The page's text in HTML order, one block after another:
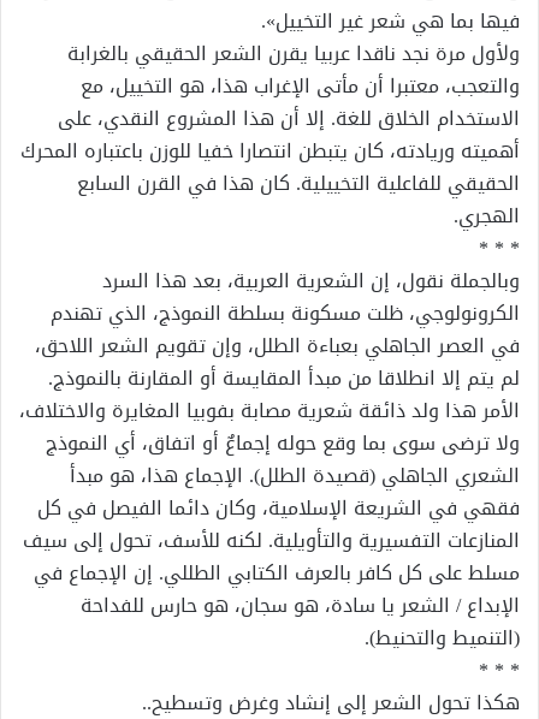
فيها بما هي شعر غير التخييل».
ولأول مرة نجد ناقدا عربيا يقرن الشعر الحقيقي بالغرابة
والتعجب، معتبرا أن مأتى الإغراب هذا، هو التخييل، مع
الاستخدام الخلاق للغة. إلا أن هذا المشروع النقدي، على
أهميته وريادته، كان يتبطن انتصارا خفيا للوزن باعتباره المحرك
الحقيقي للفاعلية التخييلية. كان هذا في القرن السابع
الهجري.
* * *
وبالجملة نقول، إن الشعرية العربية، بعد هذا السرد
الكرونولوجي، ظلت مسكونة بسلطة النموذج، الذي تهندم
في العصر الجاهلي بعباءة الطلل، وإن تقويم الشعر اللاحق،
لم يتم إلا انطلاقا من مبدأ المقايسة أو المقارنة بالنموذج.
الأمر هذا ولد ذائقة شعرية مصابة بفوبيا المغايرة والاختلاف،
ولا ترضى سوى بما وقع حوله إجماعٌ أو اتفاق، أي النموذج
الشعري الجاهلي (قصيدة الطلل). الإجماع هذا، هو مبدأ
فقهي في الشريعة الإسلامية، وكان دائما الفيصل في كل
المنازعات التفسيرية والتأويلية. لكنه للأسف، تحول إلى سيف
مسلط على كل كافر بالعرف الكتابي الطللي. إن الإجماع في
الإبداع / الشعر يا سادة، هو سجان، هو حارس للفداحة
(التنميط والتحنيط).
* * *
هكذا تحول الشعر إلى إنشاد وغرض وتسطيح..